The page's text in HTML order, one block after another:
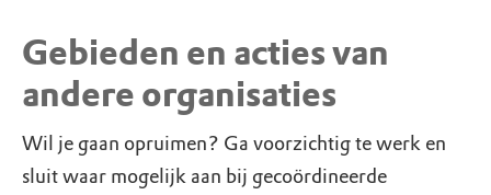
Gebieden en acties van
andere organisaties
Wil je gaan opruimen? Ga voorzichtig te werk en
sluit waar mogelijk aan bij gecoördineerde